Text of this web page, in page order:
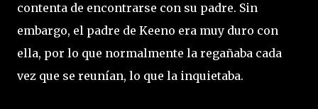
contenta de encontrarse con su padre. Sin
embargo, el padre de Keeno era muy duro con
ella, por lo que normalmente la regañaba cada
vez que se reunían, lo que la inquietaba.